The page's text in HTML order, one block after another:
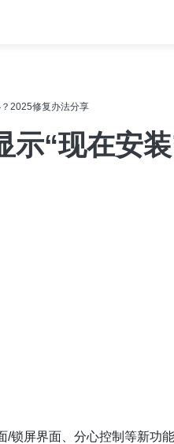
牛学长苹果手机修复工具
牛学长安卓手机修复工具
2025修复办法分享
示“现在安
锁屏界面、分心控制等新功